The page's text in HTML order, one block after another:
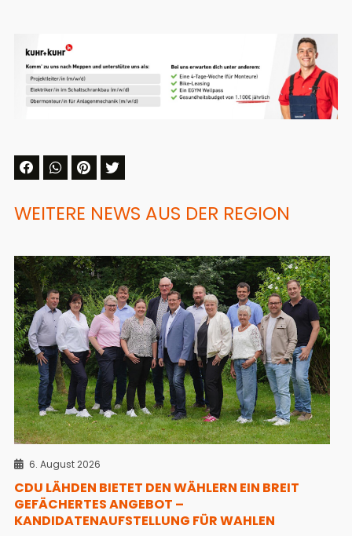
WEITERE NEWS AUS DER REGION
6. August 2026
CDU LÄHDEN BIETET DEN WÄHLERN EIN BREIT
GEFÄCHERTES ANGEBOT –
KANDIDATENAUFSTELLUNG FÜR WAHLEN